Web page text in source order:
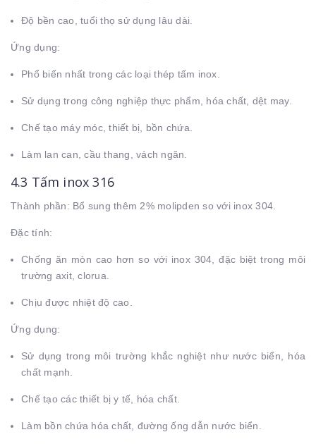
Độ bền cao, tuổi thọ sử dụng lâu dài.
Ứng dụng:
Phổ biến nhất trong các loại thép tấm inox.
Sử dụng trong công nghiệp thực phẩm, hóa chất, dệt may.
Chế tạo máy móc, thiết bị, bồn chứa.
Làm lan can, cầu thang, vách ngăn.
4.3 Tấm inox 316
Thành phần: Bổ sung thêm 2% molipden so với inox 304.
Đặc tính:
Chống ăn mòn cao hơn so với inox 304, đặc biệt trong môi
trường axit, clorua.
Chịu được nhiệt độ cao.
Ứng dụng:
Sử dụng trong môi trường khắc nghiệt như nước biển, hóa
chất mạnh.
Chế tạo các thiết bị y tế, hóa chất.
Làm bồn chứa hóa chất, đường ống dẫn nước biển.